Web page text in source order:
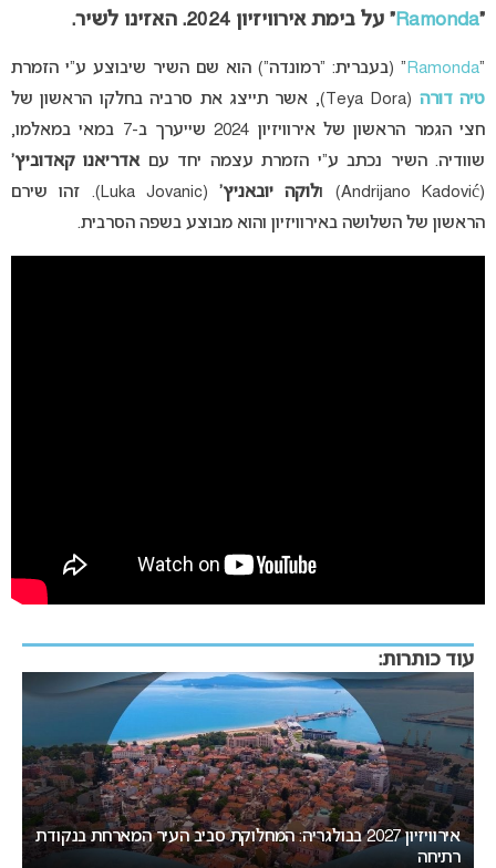
“
Ramonda” על בימת אירוויזיון 2024. האזינו לשיר.
“
Ramonda ” (בעברית: “רמונדה”) הוא שם השיר שיבוצע ע”י הזמרת
טיה דורה
(Teya Dora), אשר תייצג את סרביה בחלקו הראשון של
חצי הגמר הראשון של אירוויזיון 2024 שייערך ב-7 במאי במאלמו,
שוודיה. השיר נכתב ע”י הזמרת עצמה יחד עםאדריאנו קאדוביץ’
(Andrijano Kadović) ו
לוקה יובאניץ’
(Luka Jovanic). זהו שירם
הראשון של השלושה באירוויזיון והוא מבוצע בשפה הסרבית.
עוד כותרות:
אירוויזיון 2027 בבולגריה: המחלוקת סביב העיר המארחת בנקודת
רתיחה